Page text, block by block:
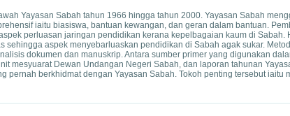
Yayasan Sabah tahun 1966 hingga tahun 2000. Yayasan Sabah
iaitu biasiswa, bantuan kewangan, dan geran dalam bantuan.
perluasan jaringan pendidikan kerana kepelbagaian kaum di Sabah.
aspek menyebarluaskan pendidikan di Sabah agak sukar.
dokumen dan manuskrip. Antara sumber primer yang digunakan
mesyuarat Dewan Undangan Negeri Sabah, dan laporan tahunan
pernah berkhidmat dengan Yayasan Sabah. Tokoh penting tersebut iaitu